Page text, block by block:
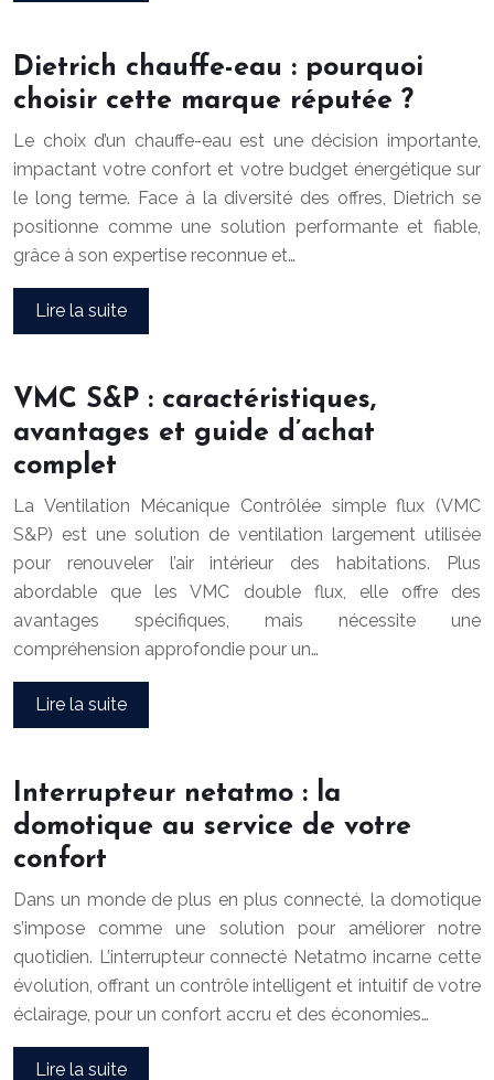
Dietrich chauffe-eau : pourquoi
choisir cette marque réputée ?
Le choix d’un chauffe-eau est une décision importante,
impactant votre confort et votre budget énergétique sur
le long terme. Face à la diversité des offres, Dietrich se
positionne comme une solution performante et fiable,
grâce à son expertise reconnue et…
Lire la suite
VMC S&P : caractéristiques,
avantages et guide d’achat
complet
La Ventilation Mécanique Contrôlée simple flux (VMC
S&P) est une solution de ventilation largement utilisée
pour renouveler l’air intérieur des habitations. Plus
abordable que les VMC double flux, elle offre des
avantages spécifiques, mais nécessite une
compréhension approfondie pour un…
Lire la suite
Interrupteur netatmo : la
domotique au service de votre
confort
Dans un monde de plus en plus connecté, la domotique
s’impose comme une solution pour améliorer notre
quotidien. L’interrupteur connecté Netatmo incarne cette
évolution, offrant un contrôle intelligent et intuitif de votre
éclairage, pour un confort accru et des économies…
Lire la suite